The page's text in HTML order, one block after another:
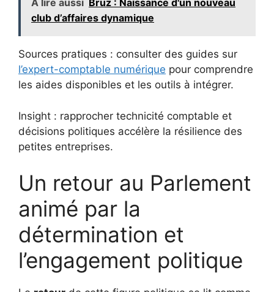
A lire aussi Bruz : Naissance d'un nouveau
club d’affaires dynamique
Sources pratiques : consulter des guides sur
l’expert-comptable numérique pour comprendre
les aides disponibles et les outils à intégrer.
Insight : rapprocher technicité comptable et
décisions politiques accélère la résilience des
petites entreprises.
Un retour au Parlement
animé par la
détermination et
l’engagement politique